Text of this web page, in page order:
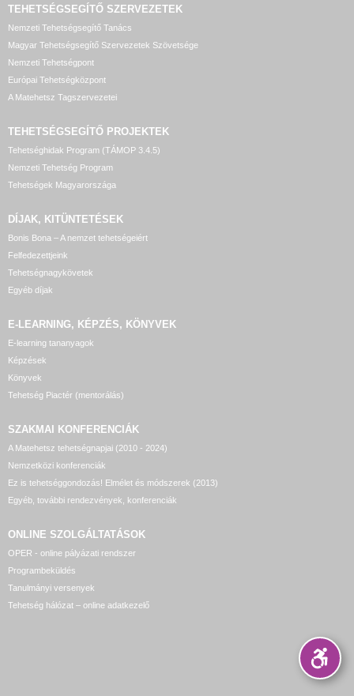
TEHETSÉGSEGÍTŐ SZERVEZETEK
Nemzeti Tehetségsegítő Tanács
Magyar Tehetségsegítő Szervezetek Szövetsége
Nemzeti Tehetségpont
Európai Tehetségközpont
A Matehetsz Tagszervezetei
TEHETSÉGSEGÍTŐ PROJEKTEK
Tehetséghidak Program (TÁMOP 3.4.5)
Nemzeti Tehetség Program
Tehetségek Magyarországa
DÍJAK, KITÜNTETÉSEK
Bonis Bona – A nemzet tehetségeiért
Felfedezettjeink
Tehetségnagykövetek
Egyéb díjak
E-LEARNING, KÉPZÉS, KÖNYVEK
E-learning tananyagok
Képzések
Könyvek
Tehetség Piactér (mentorálás)
SZAKMAI KONFERENCIÁK
A Matehetsz tehetségnapjai (2010 - 2024)
Nemzetközi konferenciák
Ez is tehetséggondozás! Elmélet és módszerek (2013)
Egyéb, további rendezvények, konferenciák
ONLINE SZOLGÁLTATÁSOK
OPER - online pályázati rendszer
Programbeküldés
Tanulmányi versenyek
Tehetség hálózat – online adatkezelő